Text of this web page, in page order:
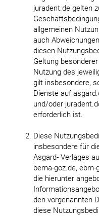
juradent.de gelten
allgemeinen
auch
diesen
Geltung
Nutzung des
gilt insbesondere,
Dienste auf
und/oder
erforderlich ist.
Diese
insbesondere für
Asgard- Verlages
bema-goz.de,
die hierunter
den vorgenannten
diese